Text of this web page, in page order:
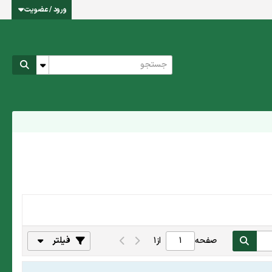
ورود / عضویت
صفحه از1 فیلتر